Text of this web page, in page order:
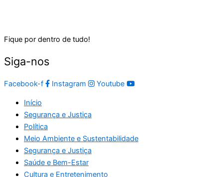
Fique por dentro de tudo!
Siga-nos
Facebook-f Instagram Youtube
Início
Segurança e Justiça
Política
Meio Ambiente e Sustentabilidade
Segurança e Justiça
Saúde e Bem-Estar
Cultura e Entretenimento